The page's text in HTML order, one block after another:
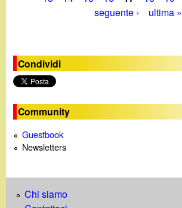
i
n
e
seguente ›
ultima »
Condividi
Community
Guestbook
Newsletters
Chi siamo